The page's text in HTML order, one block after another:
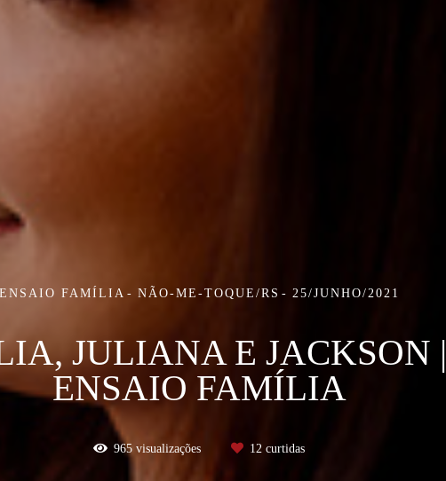
FAMÍLIA NÃO-ME-TOQUE/RS 25/JUNHO/2021
JULIANA E JACKSON |
ENSAIO FAMÍLIA
965 visualizações 12 curtidas